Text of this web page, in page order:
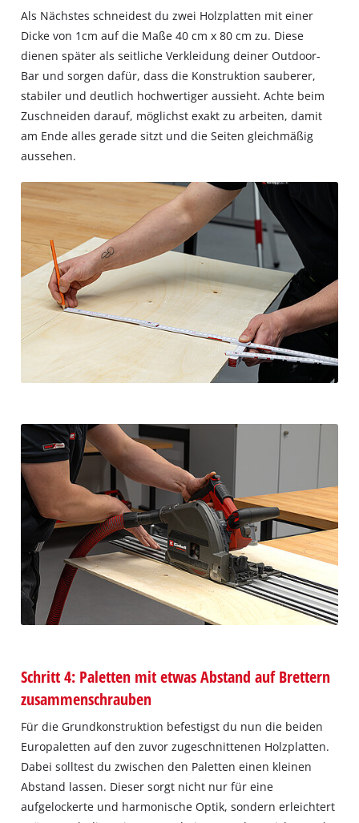
Als Nächstes schneidest du zwei Holzplatten mit einer
Dicke von 1cm auf die Maße 40 cm x 80 cm zu. Diese
dienen später als seitliche Verkleidung deiner Outdoor-
Bar und sorgen dafür, dass die Konstruktion sauberer,
stabiler und deutlich hochwertiger aussieht. Achte beim
Zuschneiden darauf, möglichst exakt zu arbeiten, damit
am Ende alles gerade sitzt und die Seiten gleichmäßig
aussehen.
Schritt 4: Paletten mit etwas Abstand auf Brettern
zusammenschrauben
Für die Grundkonstruktion befestigst du nun die beiden
Europaletten auf den zuvor zugeschnittenen Holzplatten.
Dabei solltest du zwischen den Paletten einen kleinen
Abstand lassen. Dieser sorgt nicht nur für eine
aufgelockerte und harmonische Optik, sondern erleichtert